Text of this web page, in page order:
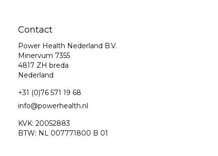
Contact
Power Health Nederland B.V.
Minervum 7355
4817 ZH breda
Nederland
+31 (0)76 571 19 68
info@powerhealth.nl
KVK: 20052883
BTW: NL 007771800 B 01